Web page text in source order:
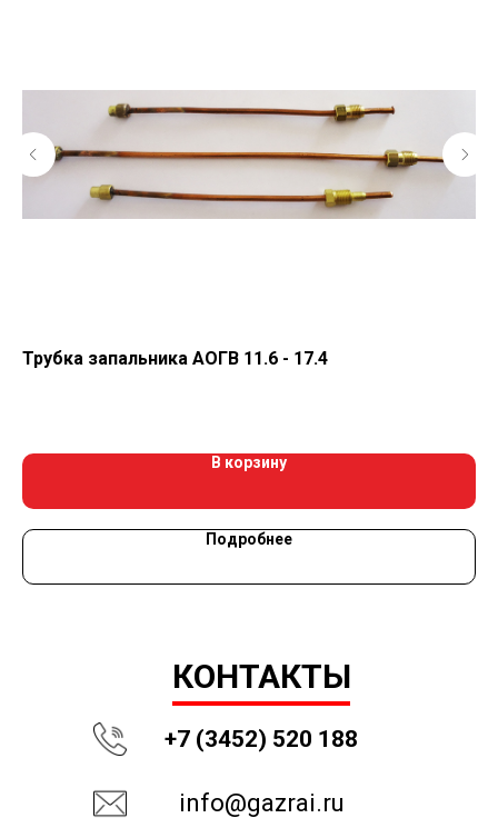
Трубка запальника АОГВ 11.6 - 17.4
В корзину
Подробнее
КОНТАКТЫ
+7 (3452) 520 188
info@gazrai.ru